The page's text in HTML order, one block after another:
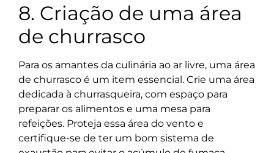
8. Criação de uma área
de churrasco
Para os amantes da culinária ao ar livre, uma área
de churrasco é um item essencial. Crie uma área
dedicada à churrasqueira, com espaço para
preparar os alimentos e uma mesa para
refeições. Proteja essa área do vento e
certifique-se de ter um bom sistema de